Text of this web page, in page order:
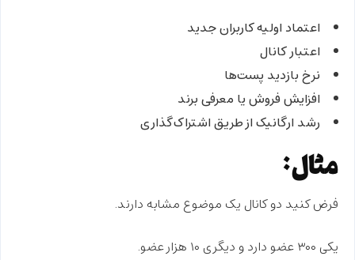
اعتماد اولیه کاربران جدید
اعتبار کانال
نرخ بازدید پست‌ها
افزایش فروش یا معرفی برند
رشد ارگانیک از طریق اشتراک‌گذاری
مثال:
فرض کنید دو کانال یک موضوع مشابه دارند.
یکی ۳۰۰ عضو دارد و دیگری ۱۰ هزار عضو.